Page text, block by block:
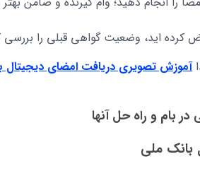
کرده اید، وضعیت گواهی قبلی را بررسی
آموزش تصویری دریافت امضای دیجیتال
بام و راه حل آنها